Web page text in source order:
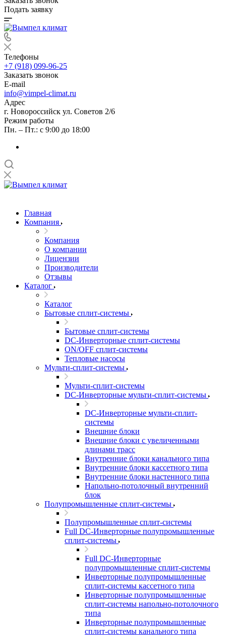
Подать заявку
Телефоны
+7 (918) 099-96-25
Заказать звонок
E-mail
info@vimpel-climat.ru
Адрес
г. Новороссийск ул. Советов 2/6
Режим работы
Пн. – Пт.: с 9:00 до 18:00
Главная
Компания
Компания
О компании
Лицензии
Производители
Отзывы
Каталог
Каталог
Бытовые сплит-системы
Бытовые сплит-системы
DC-Инверторные сплит-системы
ON/OFF сплит-системы
Тепловые насосы
Мульти-сплит-системы
Мульти-сплит-системы
DC-Инверторные мульти-сплит-системы
DC-Инверторные мульти-сплит-
системы
Внешние блоки
Внешние блоки с увеличенными
длинами трасс
Внутренние блоки канального типа
Внутренние блоки кассетного типа
Внутренние блоки настенного типа
Напольно-потолочный внутренний
блок
Полупромышленные сплит-системы
Полупромышленные сплит-системы
Full DC-Инверторные полупромышленные
сплит-системы
Full DC-Инверторные
полупромышленные сплит-системы
Инверторные полупромышленные
сплит-системы кассетного типа
Инверторные полупромышленные
сплит-системы напольно-потолочного
типа
Инверторные полупромышленные
сплит-системы канального типа